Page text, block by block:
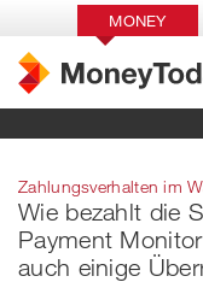
MONEY
Zahlungsverhalten im
Wie bezahlt die
Payment
auch einige